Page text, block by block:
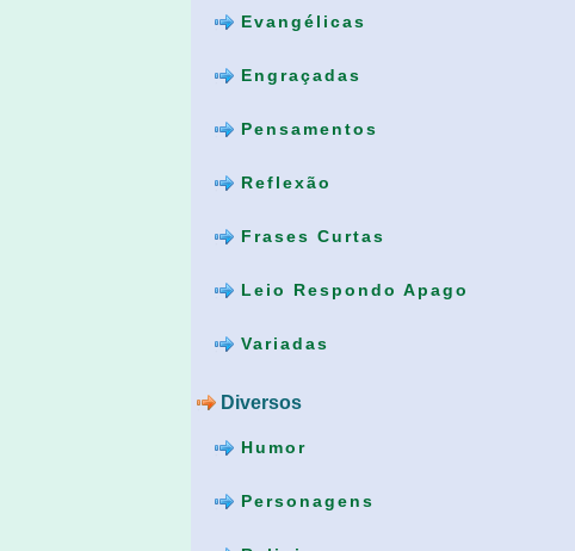
Evangélicas
Engraçadas
Pensamentos
Reflexão
Frases Curtas
Leio Respondo Apago
Variadas
Diversos
Humor
Personagens